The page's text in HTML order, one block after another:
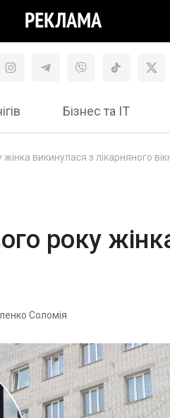
Бізнес та ІТ
викинулася з лікарняного
року
Соломія